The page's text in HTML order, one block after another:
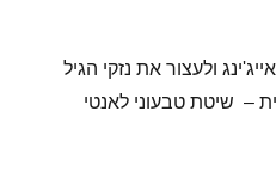
ולעצור את נזקי הגיל
– שיטת טבעוני לאנטי